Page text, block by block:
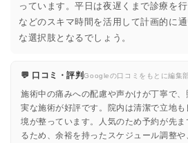
っています。平日は夜遅くまで診療を
などのスキマ時間を活用して計画的に
な選択肢となるでしょう。
💬 口コミ・評判Googleの口コミをもとに編集
施術中の痛みへの配慮や声かけが丁寧で
実な施術が好評です。院内は清潔で立地
境が整っています。人気のため予約が先
るため、余裕を持ったスケジュール調整